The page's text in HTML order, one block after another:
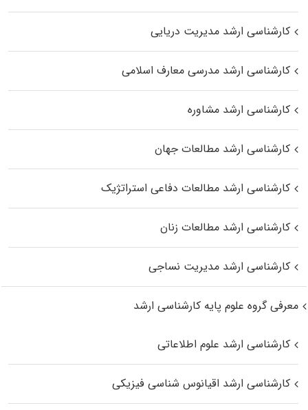
کارشناسی ارشد مدیریت دریایی
کارشناسی ارشد مدرسی معارف اسلامی
کارشناسی ارشد مشاوره
کارشناسی ارشد مطالعات جهان
کارشناسی ارشد مطالعات دفاعی استراتژیک
کارشناسی ارشد مطالعات زنان
کارشناسی ارشد مدیریت نساجی
معرفی گروه علوم پایه کارشناسی ارشد
کارشناسی ارشد علوم اطلاعاتی
کارشناسی ارشد اقیانوس‌ شناسی فیزیکی